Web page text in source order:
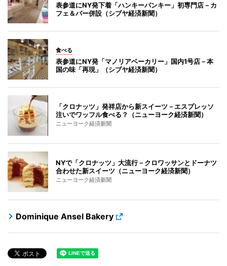
表参道にNY発下着「ハンキーパンキー」初専門店－カ
フェ＆バー併設（シブヤ経済新聞）
食べる
表参道にNY発「マノリアベーカリー」国内1号店－本
国の味「再現」（シブヤ経済新聞）
「クロナッツ」発祥店から新スイーツ－エスプレッソ
注いでワッフル食べる？（ニューヨーク経済新聞）
ニューヨーク経済新聞
NYで「クロナッツ」大流行－クロワッサンとドーナツ
合わせた新スイーツ（ニューヨーク経済新聞）
ニューヨーク経済新聞
Dominique Ansel Bakery